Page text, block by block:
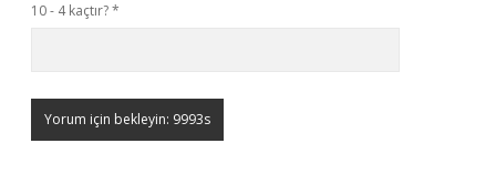
10 - 4 kaçtır?*